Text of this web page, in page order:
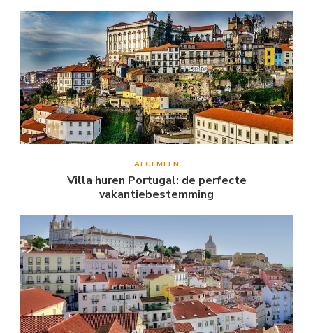
ALGEMEEN
Villa huren Portugal: de perfecte
vakantiebestemming